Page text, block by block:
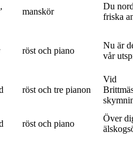
manskör
Du
friska
röst och piano
Nu är
vår
röst och tre pianon
Vid
röst och piano
Över